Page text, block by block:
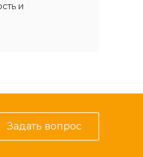
и
Задать вопрос